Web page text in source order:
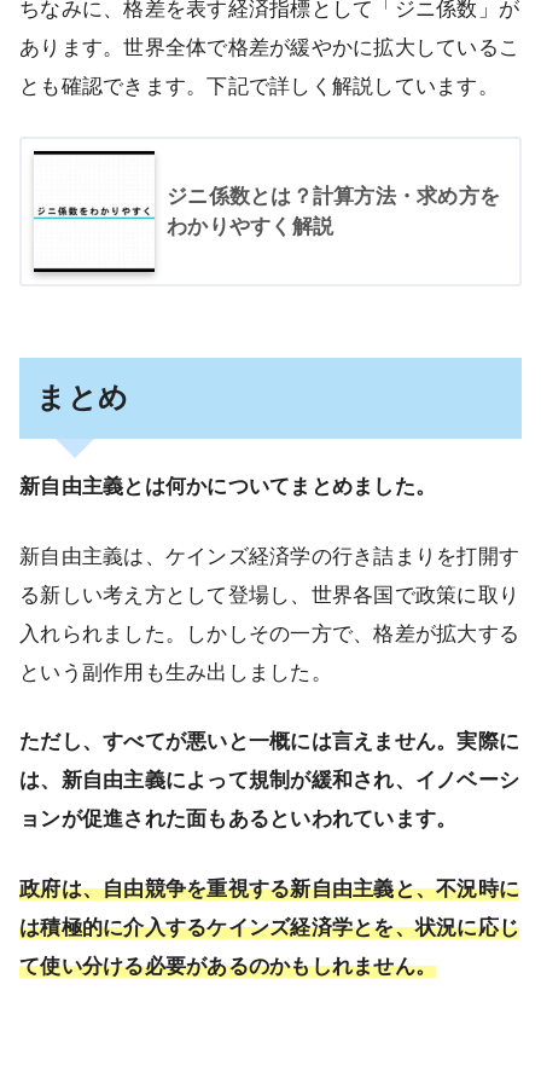
ちなみに、格差を表す経済指標として「ジニ係数」が
あります。世界全体で格差が緩やかに拡大しているこ
とも確認できます。下記で詳しく解説しています。
ジニ係数とは？計算方法・求め方を
わかりやすく解説
まとめ
新自由主義とは何かについてまとめました。
新自由主義は、ケインズ経済学の行き詰まりを打開す
る新しい考え方として登場し、世界各国で政策に取り
入れられました。しかしその一方で、格差が拡大する
という副作用も生み出しました。
ただし、すべてが悪いと一概には言えません。実際に
は、新自由主義によって規制が緩和され、イノベーシ
ョンが促進された面もあるといわれています。
政府は、自由競争を重視する新自由主義と、不況時に
は積極的に介入するケインズ経済学とを、状況に応じ
て使い分ける必要があるのかもしれません。